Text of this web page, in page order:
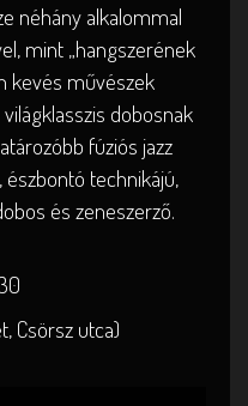
néhány alkalommal
mint „hangszerének
kevés művészek
dobosnak
fúziós jazz
technikájú,
és zeneszerző.
Csörsz utca)